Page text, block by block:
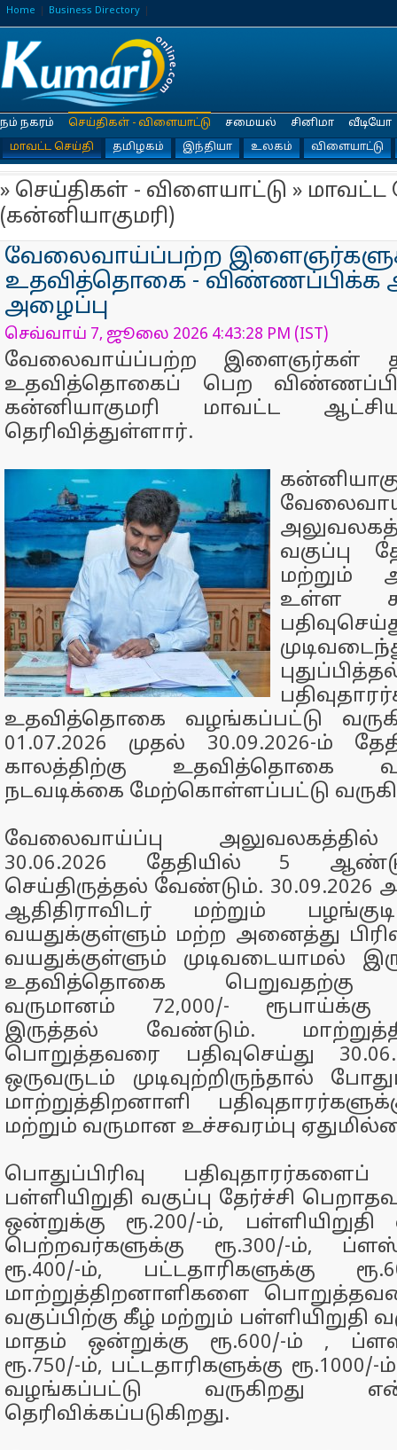
Home Business Directory
நம் நகரம்
செய்திகள் - விளையாட்டு
மாவட்ட செய்தி
தமிழகம் இந்தியா உலகம் விளையாட்டு
சமையல் சினிமா வீடியோ
» செய்திகள் - விளையாட்டு » மாவட்ட
(கன்னியாகுமரி)
வேலைவாய்ப்பற்ற
உதவித்தொகை - விண்ணப்பிக்க
அழைப்பு
செவ்வாய் 7, ஜூலை 2026 4:43:28 PM (IST)
வேலைவாய்ப்பற்ற இளைஞர்கள்
உதவித்தொகைப் பெற
கன்னியாகுமரி மாவட்ட
தெரிவித்துள்ளார்.
வகுப்பு
மற்றும்
உள்ள
உதவித்தொகை வழங்கப்பட்டு
01.07.2026 முதல் 30.09.2026-ம்
காலத்திற்கு உதவித்தொகை
நடவடிக்கை மேற்கொள்ளப்பட்டு
வேலைவாய்ப்பு அலுவலகத்தில்
30.06.2026 தேதியில் 5
செய்திருத்தல் வேண்டும்.
ஆதிதிராவிடர் மற்றும்
வயதுக்குள்ளும் மற்ற அனைத்து
வயதுக்குள்ளும் முடிவடையாமல்
உதவித்தொகை பெறுவதற்கு
வருமானம் 72,000/- ரூபாய்க்கு
இருத்தல் வேண்டும்.
பொறுத்தவரை பதிவுசெய்து
ஒருவருடம் முடிவுற்றிருந்தால்
மாற்றுத்திறனாளி
மற்றும் வருமான உச்சவரம்பு
பொதுப்பிரிவு
பள்ளியிறுதி வகுப்பு தேர்ச்சி
ஒன்றுக்கு ரூ.200/-ம், பள்ளியிறுதி
பெற்றவர்களுக்கு ரூ.300/-ம்,
ரூ.400/-ம், பட்டதாரிகளுக்கு
மாற்றுத்திறனாளிகளை
வகுப்பிற்கு கீழ் மற்றும் பள்ளியிறுதி
மாதம் ஒன்றுக்கு ரூ.600/-ம் ,
ரூ.750/-ம், பட்டதாரிகளுக்கு
வழங்கப்பட்டு வருகிறது
தெரிவிக்கப்படுகிறது.